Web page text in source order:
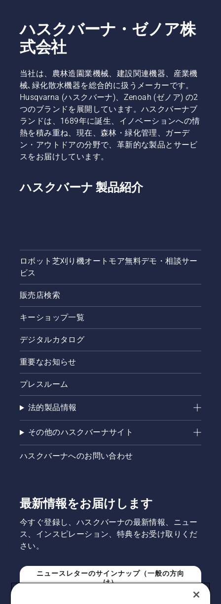
ハスクバーナ・ゼノア株
式会社
当社は、農林造園業機械、建設関連機器、産業機
械､緑化散水機器を総合的に扱うメーカーです。
Husqvarna (ハスクバーナ)、Zenoah (ゼノア) の2
つのブランドを展開しています。ハスクバーナブ
ランドは、1689年に誕生、イノベーションへの情
熱を積み重ね、現在、森林・緑化管理、ガーデ
ン・アウトドアの分野で、革新的な製品とサービ
スをお届けしています。
ハスクバーナ 製品紹介
ロボット芝刈り機オートモア無料デモ・相談サー
ビス
販売店検索
キーショップ一覧
デジタルカタログ
重要なお知らせ
プレスルーム
法的製品情報
その他のハスクバーナサイト
ハスクバーナへのお問い合わせ
最新情報をお届けします
今すぐ登録し、ハスクバーナの最新情報、ニュー
ス、インスピレーション、特典をお受け取りくだ
さい。
ニュースレターのサインナップ（一般の方向
け）